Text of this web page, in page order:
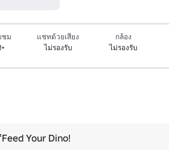
ชม
แชทด้วยเสียง
ไม่รองรับ
กล้อง
ไม่รองรับ
Your Dino!